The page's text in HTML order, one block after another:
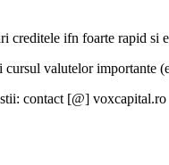
creditele ifn foarte rapid si
valutelor importante
contact [@] voxcapital.ro